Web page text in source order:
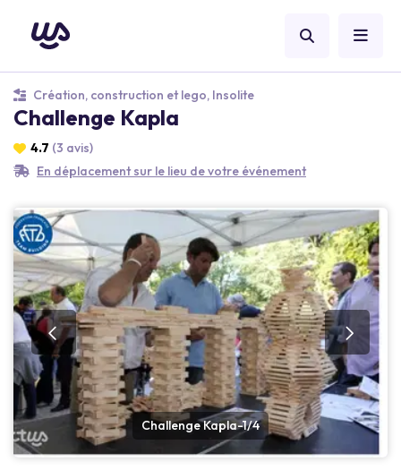
Création, construction et lego, Insolite
Challenge Kapla
4.7 (3 avis)
En déplacement sur le lieu de votre événement
Challenge Kapla-1/4